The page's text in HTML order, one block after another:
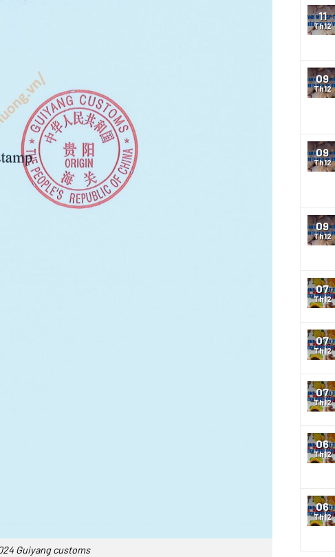
Guiyang customs
11
Th12
09
Th12
09
Th12
09
Th12
07
Th12
07
Th12
07
Th12
06
Th12
06
Th12